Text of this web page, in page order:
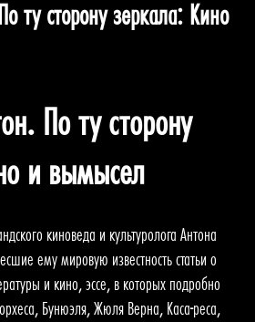
ту сторону зеркала: Кино
По ту сторону
и вымысел
киноведа и культуролога Антона
ему мировую известность статьи о
и кино, эссе, в которых подробно
Бунюэля, Жюля Верна, Каса-реса,